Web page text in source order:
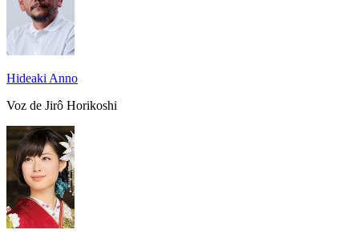
Hideaki Anno
Voz de Jirô Horikoshi